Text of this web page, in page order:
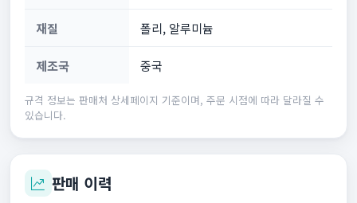
재질 폴리, 알루미늄
제조국 중국
규격 정보는 판매처 상세페이지 기준이며, 주문 시점에 따라 달라질 수
있습니다.
판매 이력